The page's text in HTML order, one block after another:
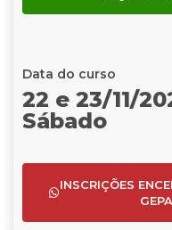
Data do curso
22 e 23/11/
Sábado
INSCRIÇÕES